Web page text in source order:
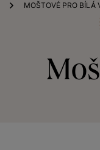
MOŠTOVÉ PRO BÍLÁ